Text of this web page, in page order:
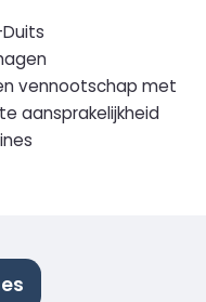
vennootschap met
aansprakelijkheid